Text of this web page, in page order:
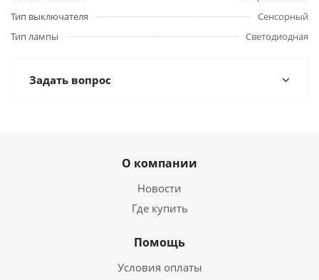
Тип выключателя
Сенсорный
Тип лампы
Светодиодная
Задать вопрос
О компании
Новости
Где купить
Помощь
Условия оплаты